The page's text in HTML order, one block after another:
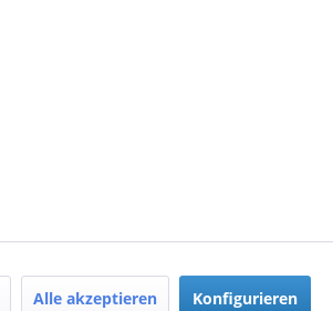
Alle akzeptieren Konfigurieren